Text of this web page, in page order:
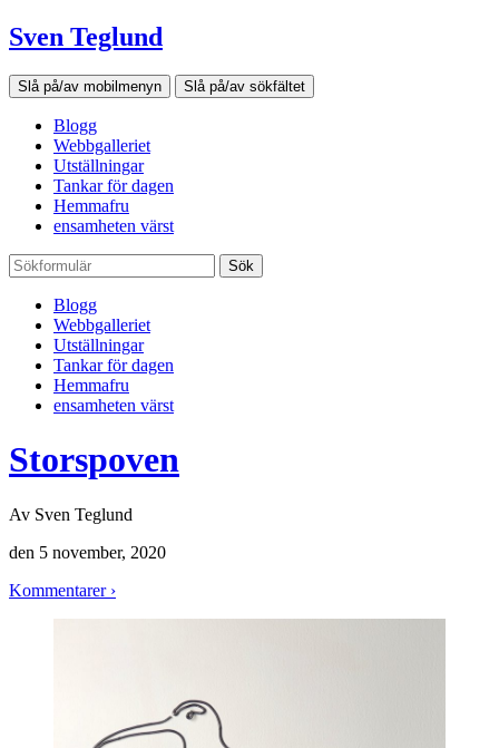
Sven Teglund
Slå på/av mobilmenyn Slå på/av sökfältet
Blogg
Webbgalleriet
Utställningar
Tankar för dagen
Hemmafru
ensamheten värst
Sök
Blogg
Webbgalleriet
Utställningar
Tankar för dagen
Hemmafru
ensamheten värst
Storspoven
Av Sven Teglund
den 5 november, 2020
Kommentarer ›